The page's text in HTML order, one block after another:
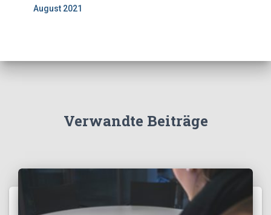
August 2021
Verwandte Beiträge